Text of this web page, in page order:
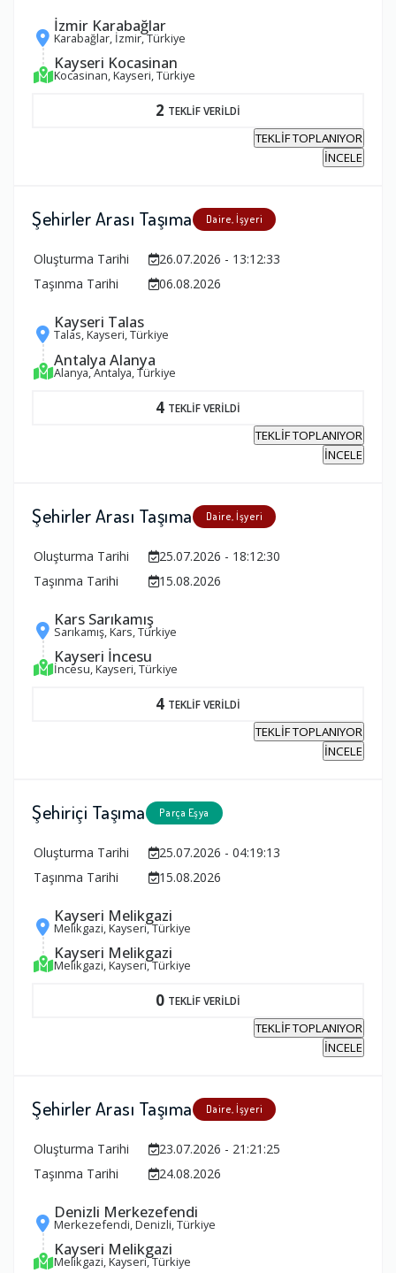
İzmir Karabağlar
Karabağlar, İzmir, Türkiye
Kayseri Kocasinan
Kocasinan, Kayseri, Türkiye
2 TEKLİF VERİLDİ
TEKLİF TOPLANIYOR
İNCELE
Şehirler Arası Taşıma Daire, İşyeri
Oluşturma Tarihi
26.07.2026 - 13:12:33
Taşınma Tarihi
06.08.2026
Kayseri Talas
Talas, Kayseri, Türkiye
Antalya Alanya
Alanya, Antalya, Türkiye
4 TEKLİF VERİLDİ
TEKLİF TOPLANIYOR
İNCELE
Şehirler Arası Taşıma Daire, İşyeri
Oluşturma Tarihi
25.07.2026 - 18:12:30
Taşınma Tarihi
15.08.2026
Kars Sarıkamış
Sarıkamış, Kars, Türkiye
Kayseri İncesu
İncesu, Kayseri, Türkiye
4 TEKLİF VERİLDİ
TEKLİF TOPLANIYOR
İNCELE
Şehiriçi Taşıma Parça Eşya
Oluşturma Tarihi
25.07.2026 - 04:19:13
Taşınma Tarihi
15.08.2026
Kayseri Melikgazi
Melikgazi, Kayseri, Türkiye
Kayseri Melikgazi
Melikgazi, Kayseri, Türkiye
0 TEKLİF VERİLDİ
TEKLİF TOPLANIYOR
İNCELE
Şehirler Arası Taşıma Daire, İşyeri
Oluşturma Tarihi
23.07.2026 - 21:21:25
Taşınma Tarihi
24.08.2026
Denizli Merkezefendi
Merkezefendi, Denizli, Türkiye
Kayseri Melikgazi
Melikgazi, Kayseri, Türkiye